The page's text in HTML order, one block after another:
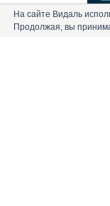
На сайте Видаль
Продолжая, вы